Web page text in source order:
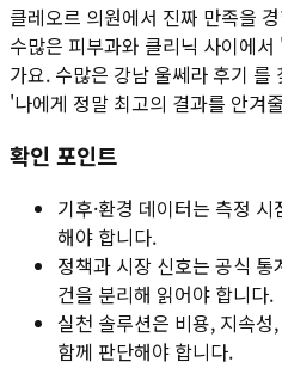
클레오르 의원에서 진짜 만족을
수많은 피부과와 클리닉 사이에
가요. 수많은 강남 울쎄라 후기 를
'나에게 정말 최고의 결과를 안겨
확인 포인트
기후·환경 데이터는 측정
해야 합니다.
정책과 시장 신호는 공식
건을 분리해 읽어야 합니다.
실천 솔루션은 비용, 지속
함께 판단해야 합니다.